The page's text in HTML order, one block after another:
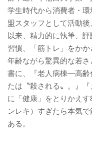
学生時代から消費者・
盟スタッフとして活動後
以来、精力的に執筆、
習慣、「筋トレ」をかか
年齢ながら驚異的な若
書に、『老人病棟―高齢
たは〝殺される〟。』
に「健康」をとりかえ
ンレキ）すぎたら本気
ある。